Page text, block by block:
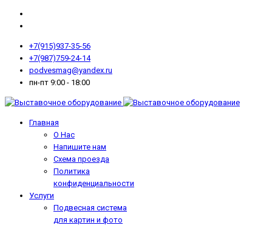
+7(915)937-35-56
+7(987)759-24-14
podvesmag@yandex.ru
пн-пт 9:00 - 18:00
Главная
О Нас
Напишите нам
Схема проезда
Политика
конфиденциальности
Услуги
Подвесная система
для картин и фото